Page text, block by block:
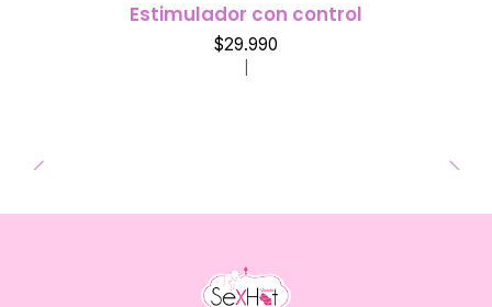
Estimulador con control
$29.990